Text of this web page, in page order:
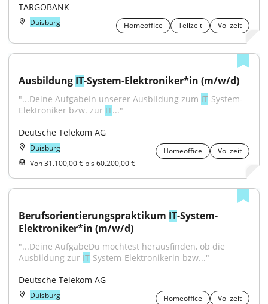
TARGOBANK
Duisburg Homeoffice Teilzeit Vollzeit
Ausbildung IT-System-Elektroniker*in (m/w/d)
"...Deine AufgabeIn unserer Ausbildung zum IT-System-
Elektroniker bzw. zur IT..."
Deutsche Telekom AG
Duisburg Homeoffice
Vollzeit
Von 31.100,00 € bis 60.200,00 €
Berufsorientierungspraktikum IT-System-
Elektroniker*in (m/w/d)
"...Deine AufgabeDu möchtest herausfinden, ob die
Ausbildung zur IT-System-Elektronikerin bzw..."
Deutsche Telekom AG
Duisburg Homeoffice
Vollzeit